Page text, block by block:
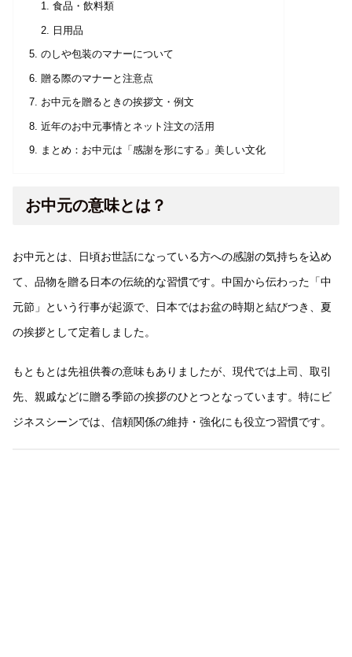
食品・飲料類
日用品
のしや包装のマナーについて
贈る際のマナーと注意点
お中元を贈るときの挨拶文・例文
近年のお中元事情とネット注文の活用
まとめ：お中元は「感謝を形にする」美しい文化
お中元の意味とは？
お中元とは、日頃お世話になっている方への感謝の気持ちを込め
て、品物を贈る日本の伝統的な習慣です。中国から伝わった「中
元節」という行事が起源で、日本ではお盆の時期と結びつき、夏
の挨拶として定着しました。
もともとは先祖供養の意味もありましたが、現代では上司、取引
先、親戚などに贈る季節の挨拶のひとつとなっています。特にビ
ジネスシーンでは、信頼関係の維持・強化にも役立つ習慣です。